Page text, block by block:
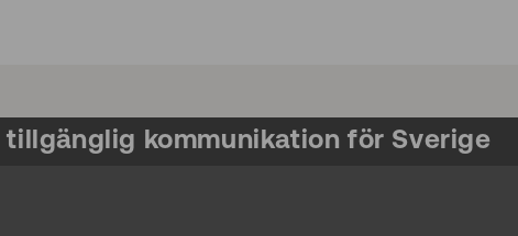
tillgänglig kommunikation för Sverige